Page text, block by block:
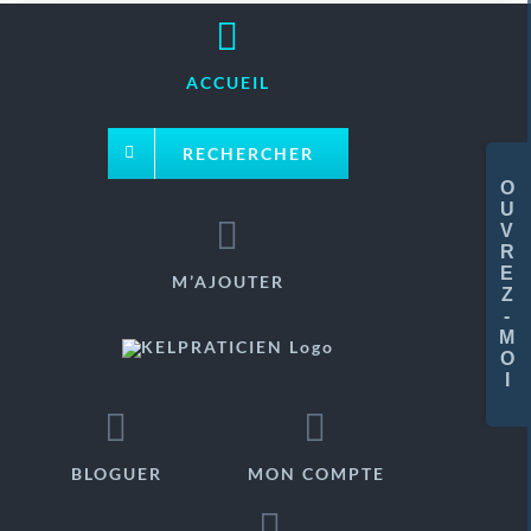
ACCUEIL
RECHERCHER
M’AJOUTER
BLOGUER MON COMPTE
de
zone
de
la